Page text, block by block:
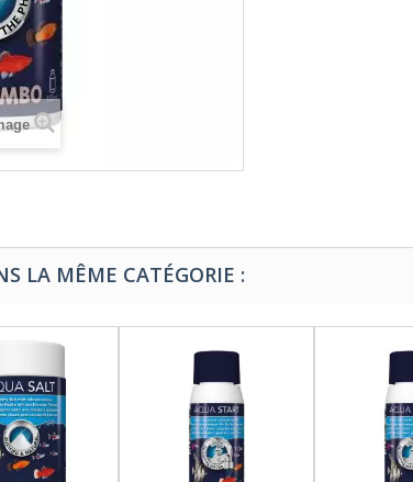
LA MÊME CATÉGORIE :